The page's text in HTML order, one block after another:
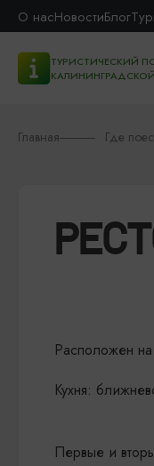
О насНовостиБлог
ТУРИСТИЧЕСКИЙ
Главная Где
Расположен
Кухня:
Первые и